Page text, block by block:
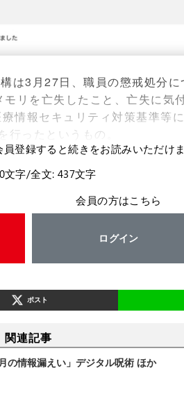
3月27日、職員の懲戒処分に
リを亡失したこと、亡失に気
情報セキュリティ対策基準等
ったというもの。
登録すると続きをお読みいただけま
文字/全文: 437文字
会員の方はこちら
ログイン
ポスト
関連記事
の情報漏えい」デジタル呪術 ほか